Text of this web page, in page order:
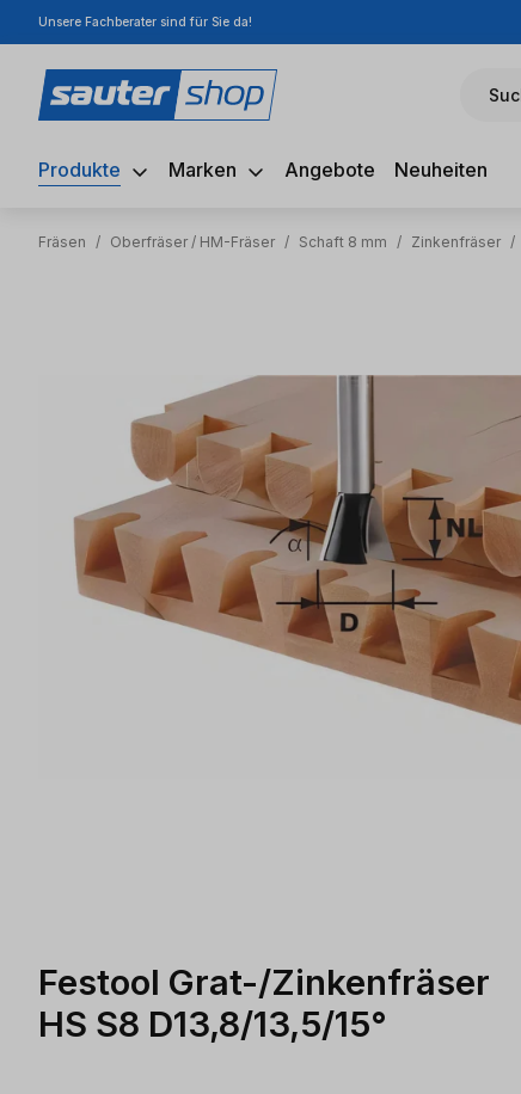
Hauptinhalt springen
Zur Suche springen
Zur Hauptnavigation springen
Unsere Fachberater sind für Sie da!
Produkte Marken Angebote Neuheiten
Fräsen / Oberfräser / HM-Fräser / Schaft 8 mm / Zinkenfräser /
Festool Grat-/Zinkenfräser
HS S8 D13,8/13,5/15°